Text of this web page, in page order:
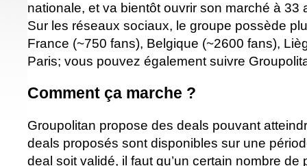
nationale, et va bientôt ouvrir son marché à 33
Sur les réseaux sociaux, le groupe possède
France (~750 fans), Belgique (~2600 fans),
Paris; vous pouvez également suivre
Comment ça marche ?
Groupolitan propose des deals pouvant
deals proposés sont disponibles sur une
deal soit validé, il faut qu’un certain nombre